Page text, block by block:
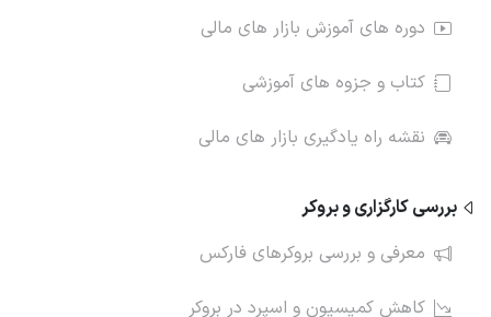
دوره های آموزش بازار های مالی
کتاب و جزوه های آموزشی
نقشه راه یادگیری بازار های مالی
بررسی کارگزاری و بروکر
معرفی و بررسی بروکرهای فارکس
کاهش کمیسیون و اسپرد در بروکر